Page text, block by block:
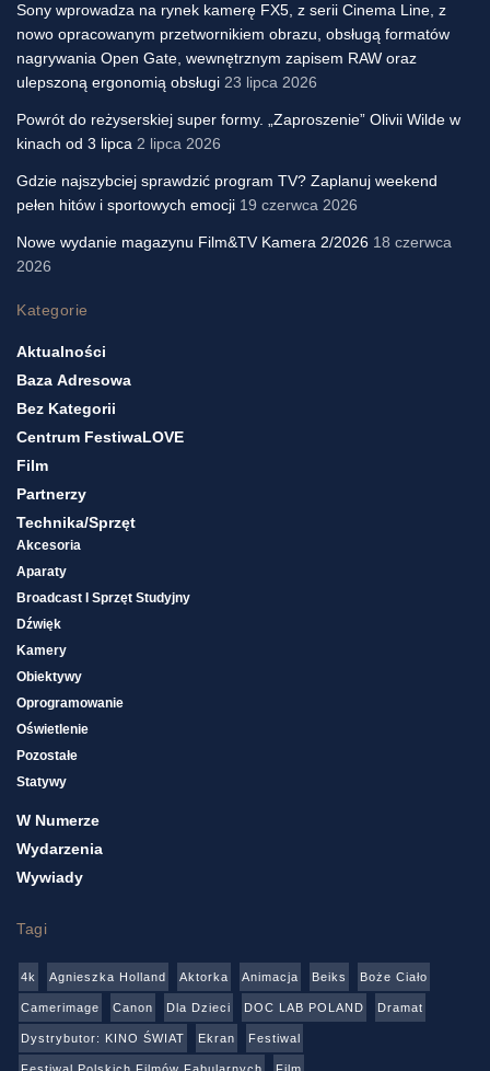
Sony wprowadza na rynek kamerę FX5, z serii Cinema Line, z
nowo opracowanym przetwornikiem obrazu, obsługą formatów
nagrywania Open Gate, wewnętrznym zapisem RAW oraz
ulepszoną ergonomią obsługi 23 lipca 2026
Powrót do reżyserskiej super formy. „Zaproszenie” Olivii Wilde w
kinach od 3 lipca 2 lipca 2026
Gdzie najszybciej sprawdzić program TV? Zaplanuj weekend
pełen hitów i sportowych emocji 19 czerwca 2026
Nowe wydanie magazynu Film&TV Kamera 2/2026 18 czerwca
2026
Kategorie
Aktualności
Baza Adresowa
Bez Kategorii
Centrum FestiwaLOVE
Film
Partnerzy
Technika/sprzęt
Akcesoria
Aparaty
Broadcast I Sprzęt Studyjny
Dźwięk
Kamery
Obiektywy
Oprogramowanie
Oświetlenie
Pozostałe
Statywy
W Numerze
Wydarzenia
Wywiady
Tagi
4k Agnieszka Holland Aktorka Animacja Beiks Boże Ciało
Camerimage Canon Dla Dzieci DOC LAB POLAND Dramat
Dystrybutor: KINO ŚWIAT Ekran Festiwal